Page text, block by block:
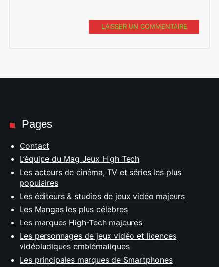
LAISSER UN COMMENTAIRE
Pages
Contact
L’équipe du Mag Jeux High Tech
Les acteurs de cinéma, TV et séries les plus
populaires
Les éditeurs & studios de jeux vidéo majeurs
Les Mangas les plus célèbres
Les marques High-Tech majeures
Les personnages de jeux vidéo et licences
vidéoludiques emblématiques
Les principales marques de Smartphones